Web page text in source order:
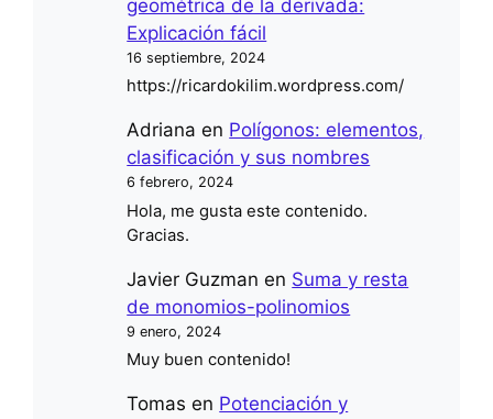
geométrica de la derivada:
Explicación fácil
16 septiembre, 2024
https://ricardokilim.wordpress.com/
Adriana en Polígonos: elementos,
clasificación y sus nombres
6 febrero, 2024
Hola, me gusta este contenido.
Gracias.
Javier Guzman en Suma y resta
de monomios-polinomios
9 enero, 2024
Muy buen contenido!
Tomas en Potenciación y